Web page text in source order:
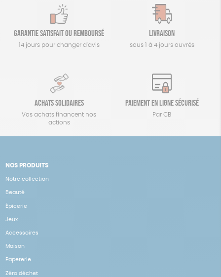
Garantie satisfait ou remboursé
14 jours pour changer d'avis
Livraison
sous 1 à 4 jours ouvrés
Achats solidaires
Vos achats financent nos
actions
Paiement en ligne sécurisé
Par CB
NOS PRODUITS
Notre collection
Beauté
Épicerie
Jeux
Accessoires
Maison
Papeterie
Zéro déchet